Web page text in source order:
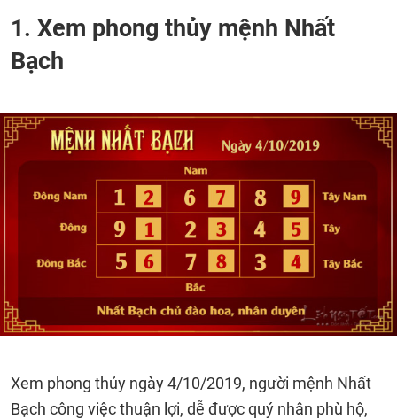
1. Xem phong thủy mệnh Nhất
Bạch
Xem phong thủy ngày 4/10/2019, người mệnh Nhất
Bạch công việc thuận lợi, dễ được quý nhân phù hộ,